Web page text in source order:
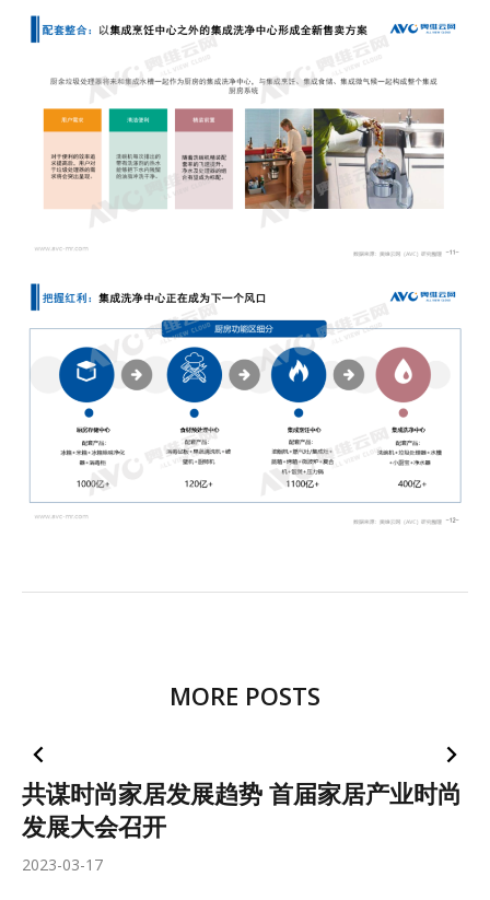
MORE POSTS
共谋时尚家居发展趋势 首届家居产业时尚
发展大会召开
2023-03-17